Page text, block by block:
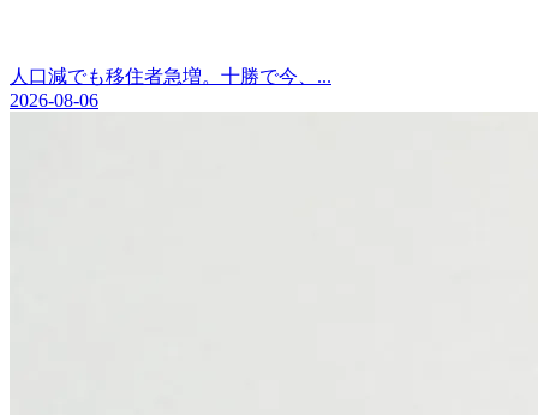
人口減でも移住者急増。十勝で今、...
2026-08-06